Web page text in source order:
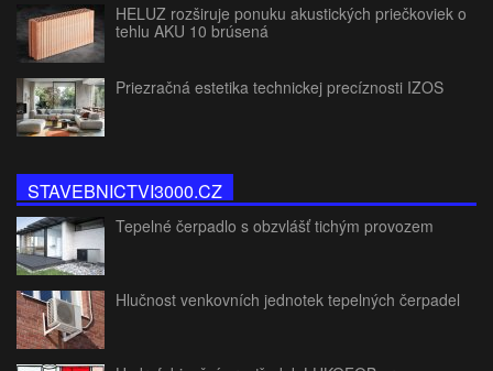
HELUZ rozširuje ponuku akustických priečkoviek o
tehlu AKU 10 brúsená
Priezračná estetika technickej precíznosti IZOS
STAVEBNICTVI3000.CZ
Tepelné čerpadlo s obzvlášť tichým provozem
Hlučnost venkovních jednotek tepelných čerpadel